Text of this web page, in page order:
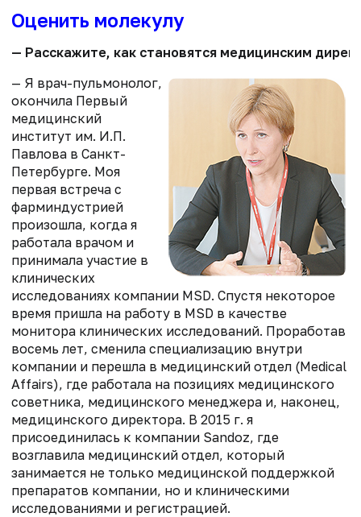
Оценить молекулу
— Расскажите, как становятся медицинским
— Я врач-пульмонолог,
окончила Первый
медицинский
институт им. И.П.
Павлова в Санкт-
Петербурге. Моя
первая встреча с
фарминдустрией
произошла, когда я
работала врачом и
принимала участие в
клинических
исследованиях компании MSD. Спустя некоторое
время пришла на работу в MSD в качестве
монитора клинических исследований. Проработав
восемь лет, сменила специализацию внутри
компании и перешла в медицинский отдел (Medical
Affairs), где работала на позициях медицинского
советника, медицинского менеджера и, наконец,
медицинского директора. В 2015 г. я
присоединилась к компании Sandoz, где
возглавила медицинский отдел, который
занимается не только медицинской поддержкой
препаратов компании, но и клиническими
исследованиями и регистрацией.